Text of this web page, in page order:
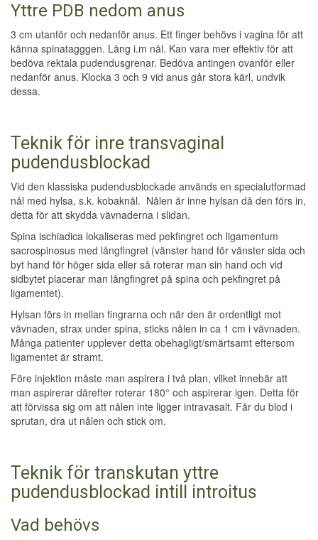
Yttre PDB nedom anus
3 cm utanför och nedanför anus. Ett finger behövs i vagina för att
känna spinatagggen. Lång i.m nål. Kan vara mer effektiv för att
bedöva rektala pudendusgrenar. Bedöva antingen ovanför eller
nedanför anus. Klocka 3 och 9 vid anus går stora kärl, undvik
dessa.
Teknik för inre transvaginal
pudendusblockad
Vid den klassiska pudendusblockade används en specialutformad
nål med hylsa, s.k. kobaknål. Nålen är inne hylsan då den förs in,
detta för att skydda vävnaderna i slidan.
Spina ischiadica lokaliseras med pekfingret och ligamentum
sacrospinosus med långfingret (vänster hand för vänster sida och
byt hand för höger sida eller så roterar man sin hand och vid
sidbytet placerar man långfingret på spina och pekfingret på
ligamentet).
Hylsan förs in mellan fingrarna och när den är ordentligt mot
vävnaden, strax under spina, sticks nålen in ca 1 cm i vävnaden.
Många patienter upplever detta obehagligt/smärtsamt eftersom
ligamentet är stramt.
Före injektion måste man aspirera i två plan, vilket innebär att
man aspirerar därefter roterar 180° och aspirerar igen. Detta för
att förvissa sig om att nålen inte ligger intravasalt. Får du blod i
sprutan, dra ut nålen och stick om.
Teknik för transkutan yttre
pudendusblockad intill introitus
Vad behövs